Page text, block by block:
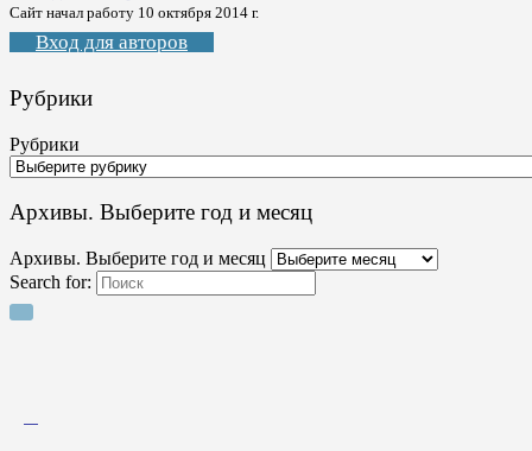
Сайт начал работу 10 октября 2014 г.
Вход для авторов
Рубрики
Рубрики
Архивы. Выберите год и месяц
Архивы. Выберите год и месяц
Search for: